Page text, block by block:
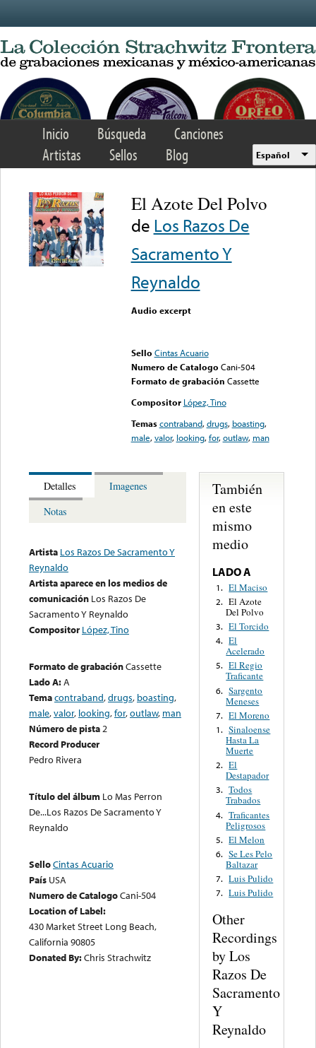
Inicio Búsqueda
Canciones
Artistas
Sellos Blog Español
El Azote Del Polvo
de Los Razos De
Sacramento Y
Reynaldo
Audio excerpt
Sello Cintas Acuario
Numero de Catalogo Cani-504
Formato de grabación Cassette
Compositor López, Tino
Temas contraband,drugs, boasting,
male,valor, looking,for,outlaw, man
Detalles
Imagenes
Notas
Artista Los Razos De Sacramento Y
Reynaldo
Artista aparece en los medios de
comunicación Los Razos De
Sacramento Y Reynaldo
Compositor López, Tino
Formato de grabaciónCassette
Lado A:A
Temacontraband,drugs, boasting,
male,valor, looking,for,outlaw, man
Número de pista2
Record Producer
Pedro Rivera
Título del álbum Lo Mas Perron
De...Los Razos De Sacramento Y
Reynaldo
SelloCintas Acuario
País USA
Numero de CatalogoCani-504
Location of Label:
430 Market Street Long Beach,
California 90805
Donated By:Chris Strachwitz
También
en este
mismo
medio
LADO A
1. El Maciso
2. El Azote
Del Polvo
3. El Torcido
4. El
Acelerado
5. El Regio
Traficante
6. Sargento
Meneses
7. El Moreno
1. Sinaloense
Hasta La
Muerte
2. El
Destapador
3. Todos
Trabados
4. Traficantes
Peligrosos
5. El Melon
6. Se Les Pelo
Baltazar
7. Luis Pulido
7. Luis Pulido
Other
Recordings
by Los
Razos De
Sacramento
Y
Reynaldo